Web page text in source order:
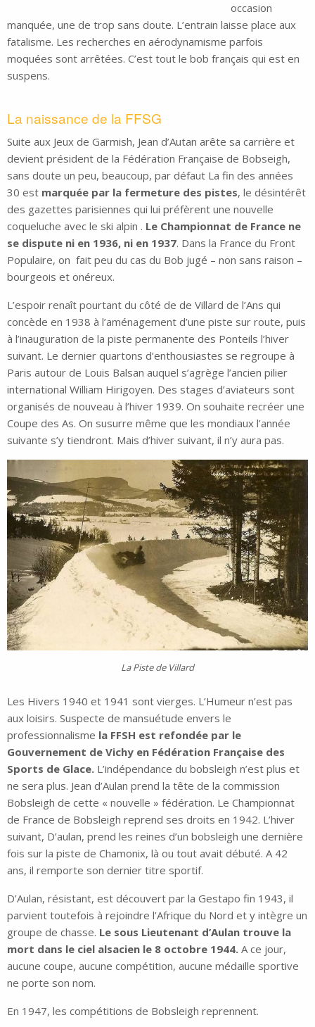
occasion
manquée, une de trop sans doute. L’entrain laisse place aux
fatalisme. Les recherches en aérodynamisme parfois
moquées sont arrêtées. C’est tout le bob français qui est en
suspens.
La naissance de la FFSG
Suite aux Jeux de Garmish, Jean d’Autan arête sa carrière et
devient président de la Fédération Française de Bobseigh,
sans doute un peu, beaucoup, par défaut La fin des années
30 est marquée par la fermeture des pistes, le désintérêt
des gazettes parisiennes qui lui préfèrent une nouvelle
coqueluche avec le ski alpin . Le Championnat de France ne
se dispute ni en 1936, ni en 1937. Dans la France du Front
Populaire, on fait peu du cas du Bob jugé – non sans raison –
bourgeois et onéreux.
L’espoir renaît pourtant du côté de de Villard de l’Ans qui
concède en 1938 à l’aménagement d’une piste sur route, puis
à l’inauguration de la piste permanente des Ponteils l’hiver
suivant. Le dernier quartons d’enthousiastes se regroupe à
Paris autour de Louis Balsan auquel s’agrège l’ancien pilier
international William Hirigoyen. Des stages d’aviateurs sont
organisés de nouveau à l’hiver 1939. On souhaite recréer une
Coupe des As. On susurre même que les mondiaux l’année
suivante s’y tiendront. Mais d’hiver suivant, il n’y aura pas.
La Piste de Villard
Les Hivers 1940 et 1941 sont vierges. L’Humeur n’est pas
aux loisirs. Suspecte de mansuétude envers le
professionnalisme la FFSH est refondée par le
Gouvernement de Vichy en Fédération Française des
Sports de Glace. L’indépendance du bobsleigh n’est plus et
ne sera plus. Jean d’Aulan prend la tête de la commission
Bobsleigh de cette « nouvelle » fédération. Le Championnat
de France de Bobsleigh reprend ses droits en 1942. L’hiver
suivant, D’aulan, prend les reines d’un bobsleigh une dernière
fois sur la piste de Chamonix, là ou tout avait débuté. A 42
ans, il remporte son dernier titre sportif.
D’Aulan, résistant, est découvert par la Gestapo fin 1943, il
parvient toutefois à rejoindre l’Afrique du Nord et y intègre un
groupe de chasse. Le sous Lieutenant d’Aulan trouve la
mort dans le ciel alsacien le 8 octobre 1944. A ce jour,
aucune coupe, aucune compétition, aucune médaille sportive
ne porte son nom.
En 1947, les compétitions de Bobsleigh reprennent.